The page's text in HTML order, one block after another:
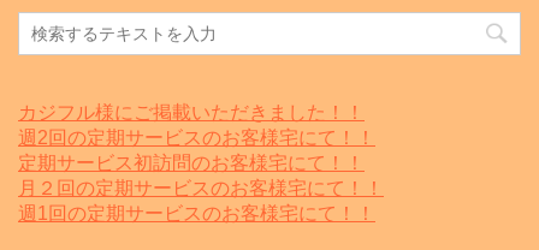
カジフル様にご掲載いただきました！！
週2回の定期サービスのお客様宅にて！！
定期サービス初訪問のお客様宅にて！！
月２回の定期サービスのお客様宅にて！！
週1回の定期サービスのお客様宅にて！！